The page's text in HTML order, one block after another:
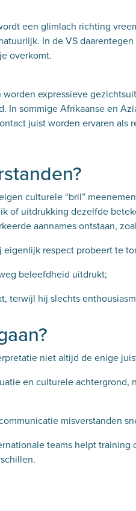
een glimlach richting
In de VS
overkomt.
expressieve
In sommige Afrikaanse en
juist worden ervaren als
culturele “bril”
of uitdrukking dezelfde
aannames ontstaan,
respect probeert te
beleefdheid uitdrukt;
terwijl hij slechts
niet altijd de enige
en culturele achtergrond,
misverstanden
teams helpt training